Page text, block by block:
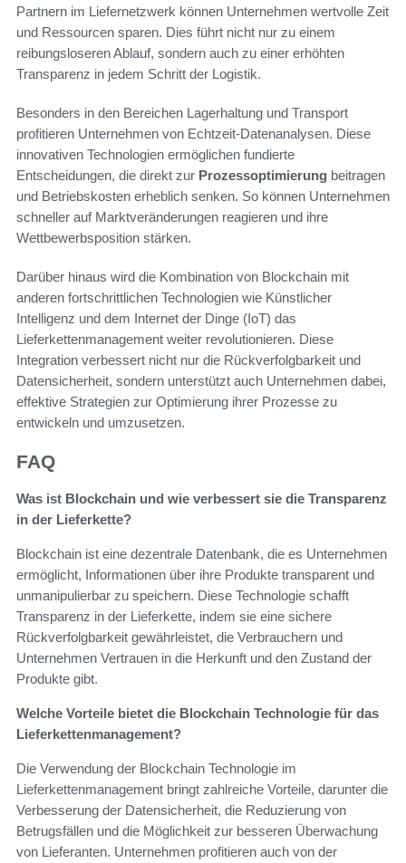
Partnern im Liefernetzwerk können Unternehmen wertvolle Zeit
und Ressourcen sparen. Dies führt nicht nur zu einem
reibungsloseren Ablauf, sondern auch zu einer erhöhten
Transparenz in jedem Schritt der Logistik.
Besonders in den Bereichen Lagerhaltung und Transport
profitieren Unternehmen von Echtzeit-Datenanalysen. Diese
innovativen Technologien ermöglichen fundierte
Entscheidungen, die direkt zur Prozessoptimierung beitragen
und Betriebskosten erheblich senken. So können Unternehmen
schneller auf Marktveränderungen reagieren und ihre
Wettbewerbsposition stärken.
Darüber hinaus wird die Kombination von Blockchain mit
anderen fortschrittlichen Technologien wie Künstlicher
Intelligenz und dem Internet der Dinge (IoT) das
Lieferkettenmanagement weiter revolutionieren. Diese
Integration verbessert nicht nur die Rückverfolgbarkeit und
Datensicherheit, sondern unterstützt auch Unternehmen dabei,
effektive Strategien zur Optimierung ihrer Prozesse zu
entwickeln und umzusetzen.
FAQ
Was ist Blockchain und wie verbessert sie die Transparenz
in der Lieferkette?
Blockchain ist eine dezentrale Datenbank, die es Unternehmen
ermöglicht, Informationen über ihre Produkte transparent und
unmanipulierbar zu speichern. Diese Technologie schafft
Transparenz in der Lieferkette, indem sie eine sichere
Rückverfolgbarkeit gewährleistet, die Verbrauchern und
Unternehmen Vertrauen in die Herkunft und den Zustand der
Produkte gibt.
Welche Vorteile bietet die Blockchain Technologie für das
Lieferkettenmanagement?
Die Verwendung der Blockchain Technologie im
Lieferkettenmanagement bringt zahlreiche Vorteile, darunter die
Verbesserung der Datensicherheit, die Reduzierung von
Betrugsfällen und die Möglichkeit zur besseren Überwachung
von Lieferanten. Unternehmen profitieren auch von der